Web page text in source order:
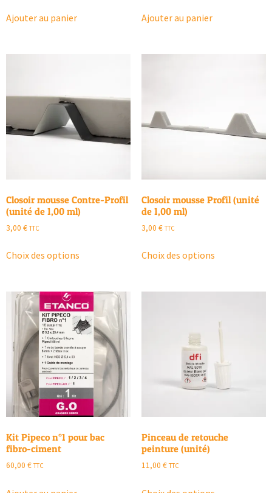
Ajouter au panier Ajouter au panier
Closoir mousse Contre-Profil
(unité de 1,00 ml)
3,00 € TTC
Choix des options
Closoir mousse Profil (unité
de 1,00 ml)
3,00 € TTC
Choix des options
Kit Pipeco n°1 pour bac
fibro-ciment
60,00 € TTC
Pinceau de retouche
peinture (unité)
11,00 € TTC